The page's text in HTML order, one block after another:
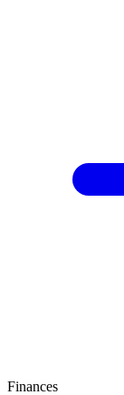
Finances